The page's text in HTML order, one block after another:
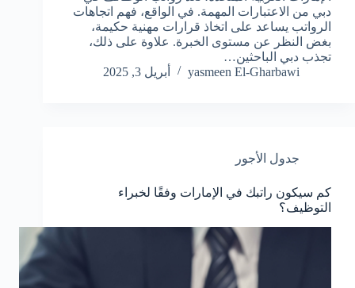
دبي من الاعتبارات المهمة. في الواقع، فهم اتجاهات
الرواتب يساعد على اتخاذ قرارات مهنية حكيمة،
بغض النظر عن مستوى الخبرة. علاوة على ذلك،
تجذب دبي الباحثين…
yasmeen El-Gharbawi
أبريل 3, 2025
جدول الأجور
كم سيكون راتبك في الإمارات وفقًا لخبراء
التوظيف؟